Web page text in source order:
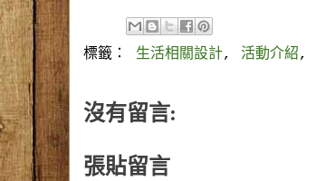
標籤： 生活相關設計, 活動介紹,
沒有留言:
張貼留言